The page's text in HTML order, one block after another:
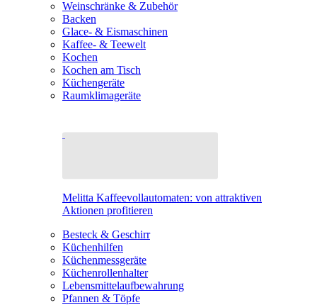
Weinschränke & Zubehör
Backen
Glace- & Eismaschinen
Kaffee- & Teewelt
Kochen
Kochen am Tisch
Küchengeräte
Raumklimageräte
Melitta Kaffeevollautomaten: von attraktiven
Aktionen profitieren
Besteck & Geschirr
Küchenhilfen
Küchenmessgeräte
Küchenrollenhalter
Lebensmittelaufbewahrung
Pfannen & Töpfe